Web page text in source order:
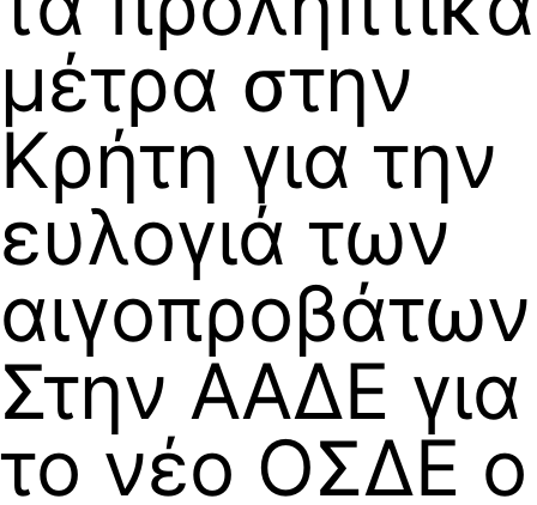
μέτρα στην
Κρήτη για την
ευλογιά των
αιγοπροβάτων
Στην ΑΑΔΕ για
το νέο ΟΣΔΕ ο